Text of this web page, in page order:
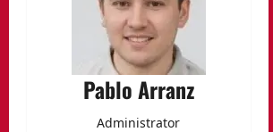
Pablo Arranz
Administrator